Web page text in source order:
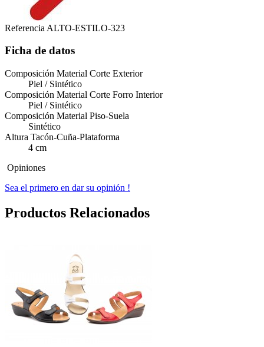
Referencia ALTO-ESTILO-323
Ficha de datos
Composición Material Corte Exterior
Piel / Sintético
Composición Material Corte Forro Interior
Piel / Sintético
Composición Material Piso-Suela
Sintético
Altura Tacón-Cuña-Plataforma
4 cm
Opiniones
Sea el primero en dar su opinión !
Productos Relacionados